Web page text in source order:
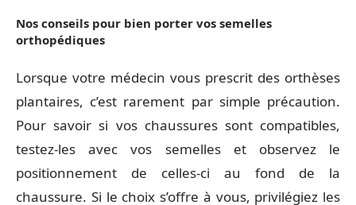
Nos conseils pour bien porter vos semelles
orthopédiques
Lorsque votre médecin vous prescrit des orthèses
plantaires, c’est rarement par simple précaution.
Pour savoir si vos chaussures sont compatibles,
testez-les avec vos semelles et observez le
positionnement de celles-ci au fond de la
chaussure. Si le choix s’offre à vous, privilégiez les